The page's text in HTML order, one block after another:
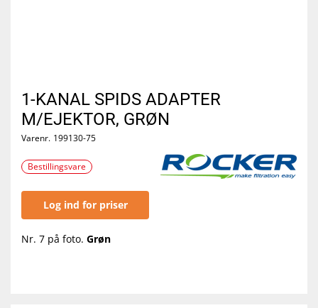
1-KANAL SPIDS ADAPTER
M/EJEKTOR, GRØN
Varenr. 199130-75
Bestillingsvare
Log ind for priser
Nr. 7 på foto. Grøn